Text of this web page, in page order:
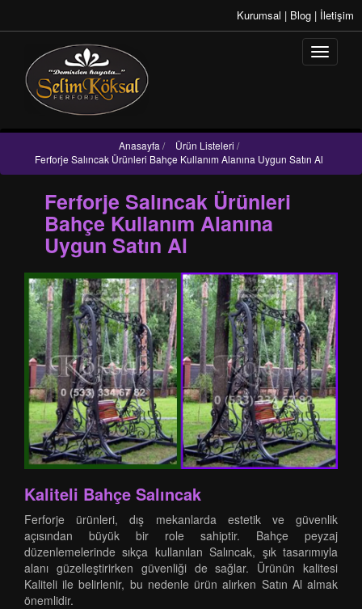
Kurumsal | Blog | İletişim
Anasayfa / Ürün Listeleri /
Ferforje Salıncak Ürünleri Bahçe Kullanım Alanına Uygun Satın Al
Ferforje Salıncak Ürünleri
Bahçe Kullanım Alanına
Uygun Satın Al
Kaliteli Bahçe Salıncak
Ferforje ürünleri, dış mekanlarda estetik ve güvenlik
açısından büyük bir role sahiptir. Bahçe peyzaj
düzenlemelerinde sıkça kullanılan Salıncak, şık tasarımıyla
alanı güzelleştirirken güvenliği de sağlar. Ürünün kalitesi
Kaliteli ile belirlenir, bu nedenle ürün alırken Satın Al almak
önemlidir.